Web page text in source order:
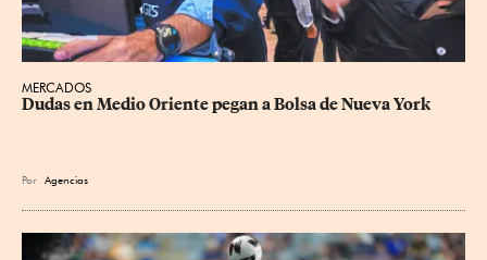
MERCADOS
Dudas en Medio Oriente pegan a Bolsa de Nueva York
Por Agencias